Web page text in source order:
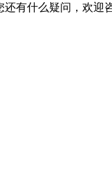
有什么疑问，欢迎